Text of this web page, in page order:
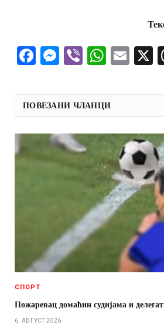
Facebook
Messenger
Viber
ПОВЕЗАНИ ЧЛАНЦИ
СПОРТ
Пожаревац домаћин судијама и
6. АВГУСТ 2026.